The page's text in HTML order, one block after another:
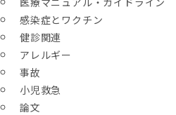
感染症とワクチン
健診関連
アレルギー
事故
小児救急
論文